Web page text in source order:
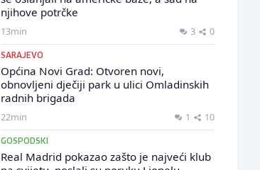
njihove potrčke
13min 3 0
SARAJEVO
Općina Novi Grad: Otvoren novi,
obnovljeni dječiji park u ulici Omladinskih
radnih brigada
22min 1 10
GOSPODSKI
Real Madrid pokazao zašto je najveći klub